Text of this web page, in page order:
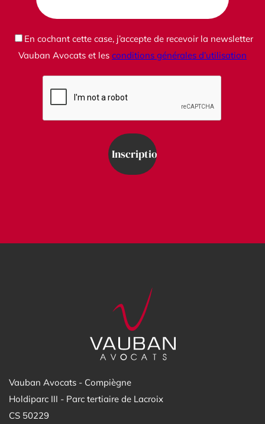
En cochant cette case, j’accepte de recevoir la newsletter
Vauban Avocats et les conditions générales d’utilisation
Vauban Avocats - Compiègne
Holdiparc III - Parc tertiaire de Lacroix
CS 50229